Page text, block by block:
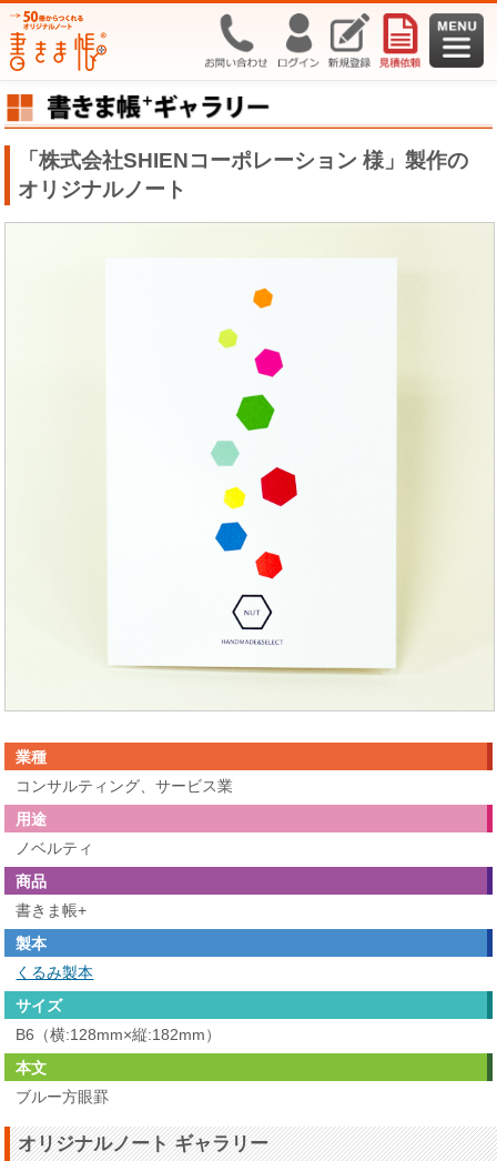
「株式会社SHIENコーポレーション 様」製作の
オリジナルノート
業種
コンサルティング、サービス業
用途
ノベルティ
商品
書きま帳+
製本
くるみ製本
サイズ
B6（横:128mm×縦:182mm）
本文
ブルー方眼罫
オリジナルノート ギャラリー